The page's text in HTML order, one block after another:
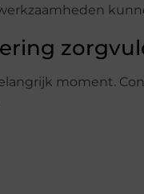
moment.